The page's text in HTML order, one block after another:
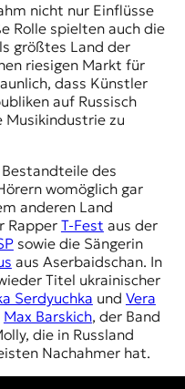
nicht nur Einflüsse
Rolle spielten auch die
größtes Land der
riesigen Markt für
dass Künstler
auf Russisch
Musikindustrie zu
des
womöglich gar
anderen Land
Rapper T-Fest aus der
sowie die Sängerin
aus Aserbaidschan. In
Titel ukrainischer
Serdyuchka und Vera
Max Barskich, der Band
die in Russland
Nachahmer hat.